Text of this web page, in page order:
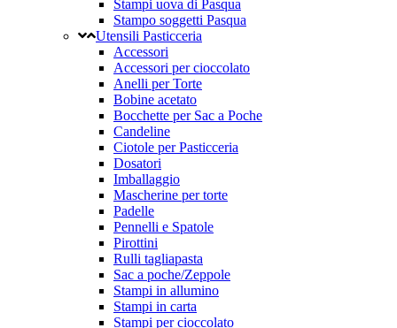
Stampi uova di Pasqua
Stampo soggetti Pasqua
Utensili Pasticceria
Accessori
Accessori per cioccolato
Anelli per Torte
Bobine acetato
Bocchette per Sac a Poche
Candeline
Ciotole per Pasticceria
Dosatori
Imballaggio
Mascherine per torte
Padelle
Pennelli e Spatole
Pirottini
Rulli tagliapasta
Sac a poche/Zeppole
Stampi in allumino
Stampi in carta
Stampi per cioccolato